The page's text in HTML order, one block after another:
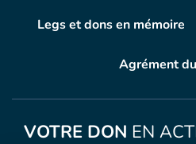
Legs et dons en mémoire
Agrément
VOTRE DON EN